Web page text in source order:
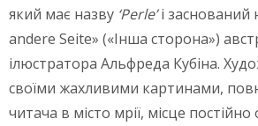
який має назву ‘Perle’і заснований
andere Seite» («Інша сторона»)
ілюстратора Альфреда Кубіна.
своїми жахливими картинами,
читача в місто мрії, місце